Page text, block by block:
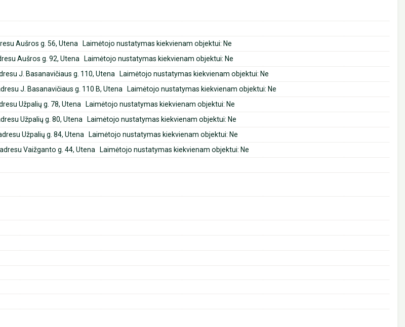
Aušros g. 56, Utena Laimėtojo nustatymas kiekvienam objektui: Ne
Aušros g. 92, Utena Laimėtojo nustatymas kiekvienam objektui: Ne
J. Basanavičiaus g. 110, Utena Laimėtojo nustatymas kiekvienam objektui: Ne
J. Basanavičiaus g. 110 B, Utena Laimėtojo nustatymas kiekvienam objektui: Ne
Užpalių g. 78, Utena Laimėtojo nustatymas kiekvienam objektui: Ne
Užpalių g. 80, Utena Laimėtojo nustatymas kiekvienam objektui: Ne
Užpalių g. 84, Utena Laimėtojo nustatymas kiekvienam objektui: Ne
Vaižganto g. 44, Utena Laimėtojo nustatymas kiekvienam objektui: Ne